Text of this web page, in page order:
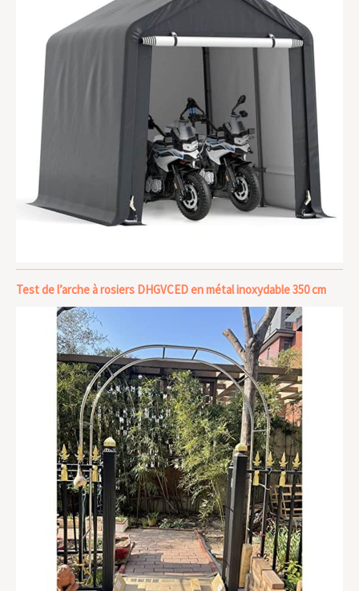
Test de l’arche à rosiers DHGVCED en métal inoxydable 350 cm